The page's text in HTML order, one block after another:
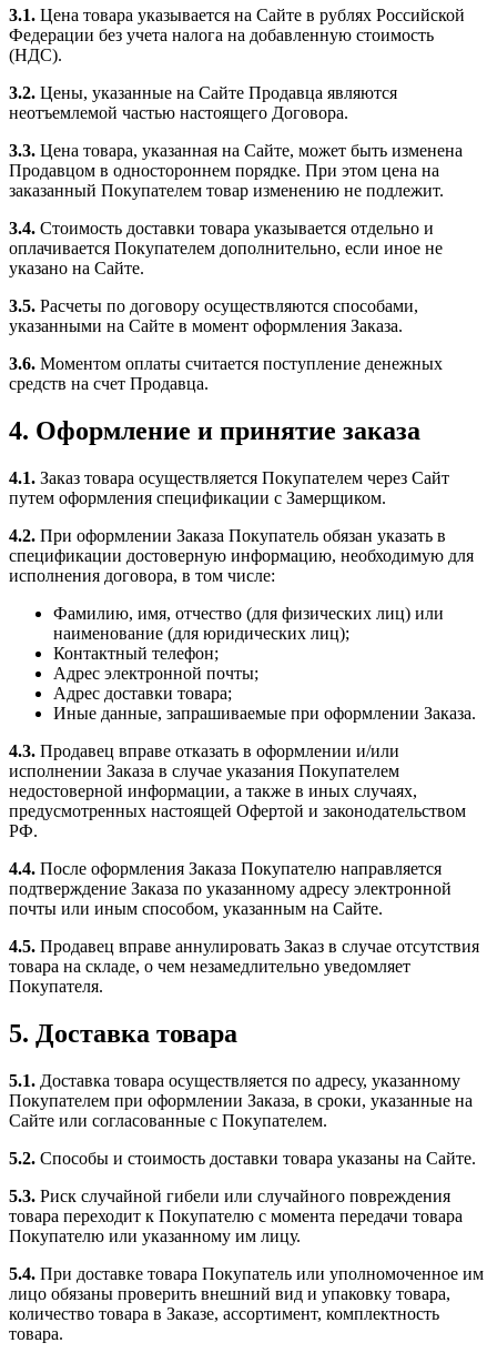
3.1. Цена товара указывается на Сайте в рублях Российской
Федерации без учета налога на добавленную стоимость
(НДС).
3.2. Цены, указанные на Сайте Продавца являются
неотъемлемой частью настоящего Договора.
3.3. Цена товара, указанная на Сайте, может быть изменена
Продавцом в одностороннем порядке. При этом цена на
заказанный Покупателем товар изменению не подлежит.
3.4. Стоимость доставки товара указывается отдельно и
оплачивается Покупателем дополнительно, если иное не
указано на Сайте.
3.5. Расчеты по договору осуществляются способами,
указанными на Сайте в момент оформления Заказа.
3.6. Моментом оплаты считается поступление денежных
средств на счет Продавца.
4. Оформление и принятие заказа
4.1. Заказ товара осуществляется Покупателем через Сайт
путем оформления спецификации с Замерщиком.
4.2. При оформлении Заказа Покупатель обязан указать в
спецификации достоверную информацию, необходимую для
исполнения договора, в том числе:
Фамилию, имя, отчество (для физических лиц) или
наименование (для юридических лиц);
Контактный телефон;
Адрес электронной почты;
Адрес доставки товара;
Иные данные, запрашиваемые при оформлении Заказа.
4.3. Продавец вправе отказать в оформлении и/или
исполнении Заказа в случае указания Покупателем
недостоверной информации, а также в иных случаях,
предусмотренных настоящей Офертой и законодательством
РФ.
4.4. После оформления Заказа Покупателю направляется
подтверждение Заказа по указанному адресу электронной
почты или иным способом, указанным на Сайте.
4.5. Продавец вправе аннулировать Заказ в случае отсутствия
товара на складе, о чем незамедлительно уведомляет
Покупателя.
5. Доставка товара
5.1. Доставка товара осуществляется по адресу, указанному
Покупателем при оформлении Заказа, в сроки, указанные на
Сайте или согласованные с Покупателем.
5.2. Способы и стоимость доставки товара указаны на Сайте.
5.3. Риск случайной гибели или случайного повреждения
товара переходит к Покупателю с момента передачи товара
Покупателю или указанному им лицу.
5.4. При доставке товара Покупатель или уполномоченное им
лицо обязаны проверить внешний вид и упаковку товара,
количество товара в Заказе, ассортимент, комплектность
товара.